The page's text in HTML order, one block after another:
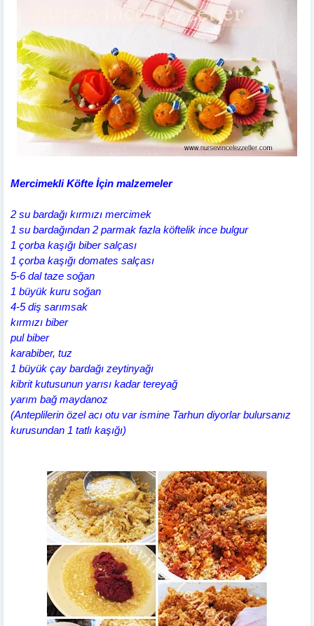
Mercimekli Köfte İçin malzemeler
2 su bardağı kırmızı mercimek
1 su bardağından 2 parmak fazla köftelik ince bulgur
1 çorba kaşığı biber salçası
1 çorba kaşığı domates salçası
5-6 dal taze soğan
1 büyük kuru soğan
4-5 diş sarımsak
kırmızı biber
pul biber
karabiber, tuz
1 büyük çay bardağı zeytinyağı
kibrit kutusunun yarısı kadar tereyağ
yarım bağ maydanoz
(Anteplilerin özel acı otu var ismine Tarhun diyorlar bulursanız
kurusundan 1 tatlı kaşığı)